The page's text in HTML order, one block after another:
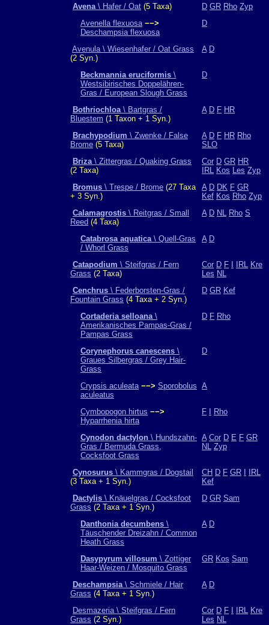
Avena\ Hafer / Oat (5 Taxa) D GR Rho Zyp
Avenella flexuosa −−>
Deschampsia flexuosa
D
Avenula \ Wiesenhafer / Oat Grass
(2 Syn.)
A D
Beckmannia eruciformis \
Westsibirisches Doppelähren-
Gras / European Slough Grass
D
Bothriochloa\ Bartgras /
Bluestem (1 Taxon + 1 Syn.)
A D F HR
Brachypodium \ Zwenke / False
Brome (5 Taxa)
A D F HR Rho
SLO
Briza\ Zittergras / Quaking Grass
(2 Taxa)
Cor D GR HR
IRL Kos Les Zyp
Bromus \ Trespe / Brome (27 Taxa
+ 3 Syn.)
A D DK F GR
Kef Kos Rho Zyp
Calamagrostis \ Reitgras / Small
Reed (4 Taxa)
A D NL Rho S
Catabrosa aquatica\ Quell-Gras
/ Whorl Grass
A D
Catapodium \ Steifgras / Fern
Grass (2 Taxa)
Cor D F IRL Kre
Les NL
Cenchrus \ Federborsten-Gras /
Fountain Grass (4 Taxa + 2 Syn.)
D GR Kef
Cortaderia selloana\
Amerikanisches Pampas-Gras /
Pampas Grass
D F Rho
Corynephorus canescens \
Graues Silbergras / Grey Hair-
Grass
D
Crypsis aculeata −−> Sporobolus
aculeatus
A
Cymbopogon hirtus −−>
Hyparrhenia hirta
F Rho
Cynodon dactylon \ Hundszahn-
Gras / Bermuda Grass,
Cocksfoot Grass
A Cor D E F GR
NL Zyp
Cynosurus \ Kammgras / Dogstail
(3 Taxa + 1 Syn.)
CH D F GR
IRL
Kef
Dactylis \ Knäuelgras / Cocksfoot
Grass (2 Taxa + 1 Syn.)
D GR Sam
Danthonia decumbens \
Täuschender Dreizahn / Common
Heath Grass
A D
Dasypyrum villosum \ Zottiger
Haar-Weizen / Mosquito Grass
GR Kos Sam
Deschampsia\ Schmiele / Hair
Grass (4 Taxa + 1 Syn.)
A D
Desmazeria \ Steifgras / Fern
Grass (2 Syn.)
Cor D F IRL Kre
Les NL